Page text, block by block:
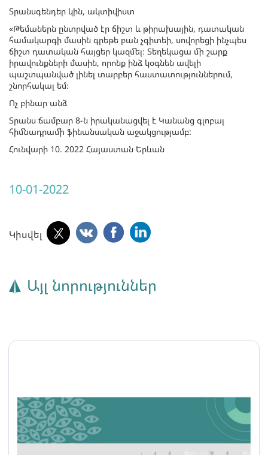
Տրանսգենդեր կին, ակտիվիստ
«Թեմաներն ընտրված էր ճիշտ և թիրախային, դատական
համակարգի մասին գրեթե բան չգիտեի, սովորեցի ինչպես
ճիշտ դատական հայցեր կազմել։ Տեղեկացա մի շարք
իրավունքների մասին, որոնք ինձ կօգնեն ավելի
պաշտպանված լինել տարբեր հաստատություններում,
շնորհակալ եմ։
Ոչ բինար անձ
Տրանս ճամբար 8-ն իրականացվել է Կանանց գլոբալ
հիմնադրամի ֆինանսական աջակցությամբ:
Հունվարի 10. 2022 Հայաստան Երևան
10-01-2022
Կիսվել
Այլ նորություններ